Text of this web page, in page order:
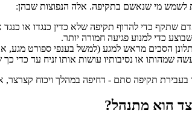
לשמש מי שנאשם בתקיפה. אלה הנפוצות שבהן:
הסכים מראש למגע (למשל בענפי ספורט מגע, או
בעבירת תקיפה סתם - דחיפה במהלך ויכוח קצרצר,
הוא מתנהל?